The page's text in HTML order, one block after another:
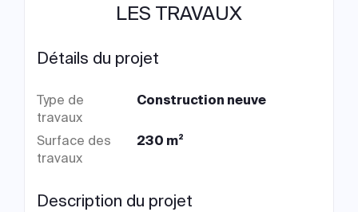
LES TRAVAUX
Détails du projet
Type de
travaux
Construction neuve
Surface des
travaux
230 m²
Description du projet